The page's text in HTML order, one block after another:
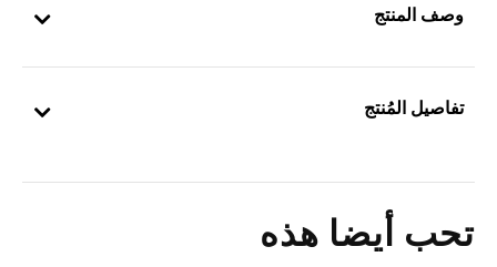
وصف المنتج
تفاصيل المُنتج
تحب أيضا هذه